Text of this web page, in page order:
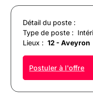
Détail du poste :
Type de poste :
Lieux : 12 - Aveyron
Postuler à l'offre